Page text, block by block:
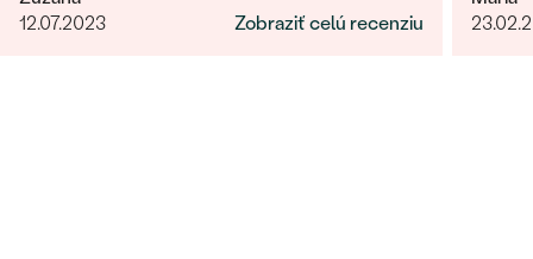
Obchod a tovar odporúčam, kto hladá šperk,
12.07.2023
Zobraziť celú recenziu